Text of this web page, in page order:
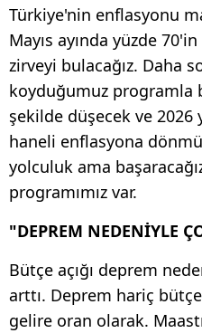
Türkiye'nin enflasyonu
Mayıs ayında yüzde
zirveyi bulacağız. Daha
koyduğumuz programla
şekilde düşecek ve 2026
haneli enflasyona
yolculuk ama
programımız var.
"DEPREM NEDENİYLE
Bütçe açığı deprem
arttı. Deprem hariç bütçe
gelire oran olarak.